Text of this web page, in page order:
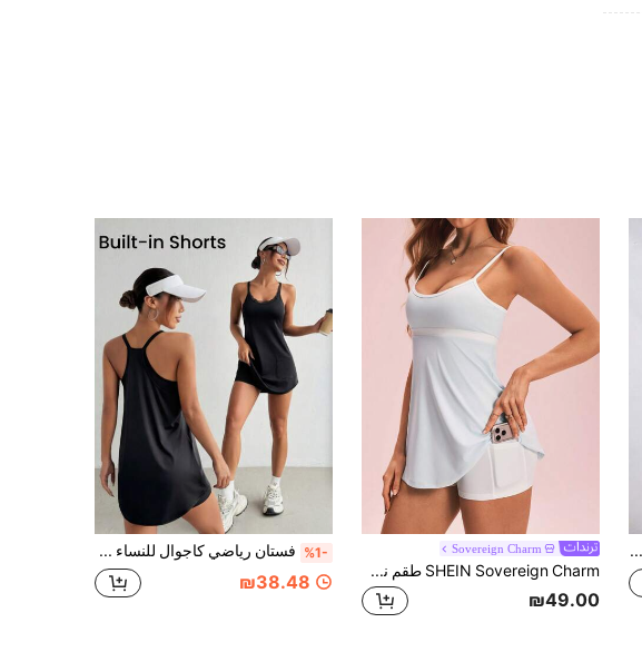
SHEIN Sports فستان رياضي صيفي محكم بأكمام قصيرة ذو رقبة دائرية بلون أحادي للسيدات Sovereign Charm
SHEIN Sovereign Charm طقم نسائي كاجوال يومي رياضي من فستان كامي وشورت
₪49.00
%1- فستان رياضي كاجوال للنساء مع ليقنز، جيوب مزدوجة وتفاصيل دانتيل، مناسب للارتداء اليومي واللياقة البدنية والرياضة، 1 قطعة
₪38.48